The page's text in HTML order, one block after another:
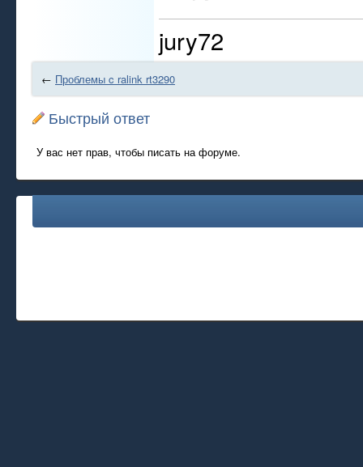
jury72
← Проблемы c ralink rt3290
Быстрый ответ
У вас нет прав, чтобы писать на форуме.